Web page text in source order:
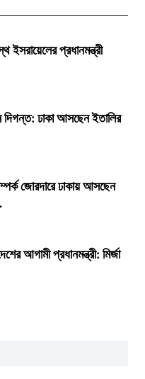
ইসরায়েলের প্রধানমন্ত্রী
দিগন্ত: ঢাকা আসছেন ইতালির
জোরদারে ঢাকায় আসছেন
আগামী প্রধানমন্ত্রী: মির্জা